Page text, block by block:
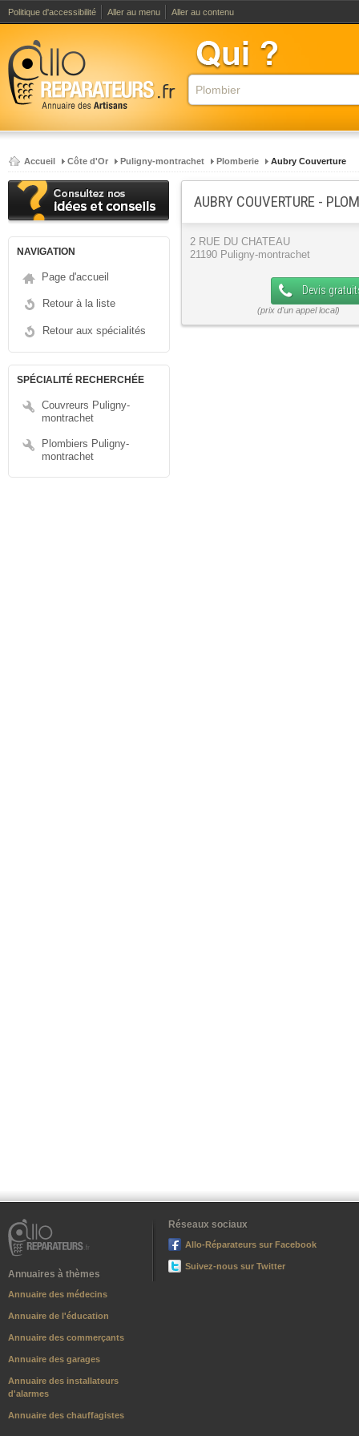
Politique d'accessibilité Aller au menu Aller au contenu
Accueil Côte d'Or Puligny-montrachet Plomberie Aubry Couverture
NAVIGATION
Page d'accueil
Retour à la liste
Retour aux spécialités
SPÉCIALITÉ RECHERCHÉE
Couvreurs Puligny-
montrachet
Plombiers Puligny-
montrachet
AUBRY COUVERTURE -
2 RUE DU CHATEAU
21190 Puligny-montrachet
Devis
Annuaires à thèmes
Annuaire des médecins
Annuaire de l'éducation
Annuaire des commerçants
Annuaire des garages
Annuaire des installateurs
d'alarmes
Annuaire des chauffagistes
Réseaux sociaux
Allo-Réparateurs sur Facebook
Suivez-nous sur Twitter